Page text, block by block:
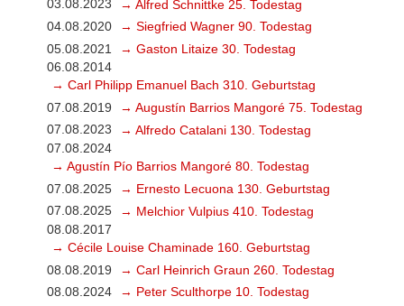
03.08.2023
→ Alfred Schnittke 25. Todestag
04.08.2020
→ Siegfried Wagner 90. Todestag
05.08.2021
→ Gaston Litaize 30. Todestag
06.08.2014
→ Carl Philipp Emanuel Bach 310. Geburtstag
07.08.2019
→ Augustín Barrios Mangoré 75. Todestag
07.08.2023
→ Alfredo Catalani 130. Todestag
07.08.2024
→ Agustín Pío Barrios Mangoré 80. Todestag
07.08.2025
→ Ernesto Lecuona 130. Geburtstag
07.08.2025
→ Melchior Vulpius 410. Todestag
08.08.2017
→ Cécile Louise Chaminade 160. Geburtstag
08.08.2019
→ Carl Heinrich Graun 260. Todestag
08.08.2024
→ Peter Sculthorpe 10. Todestag